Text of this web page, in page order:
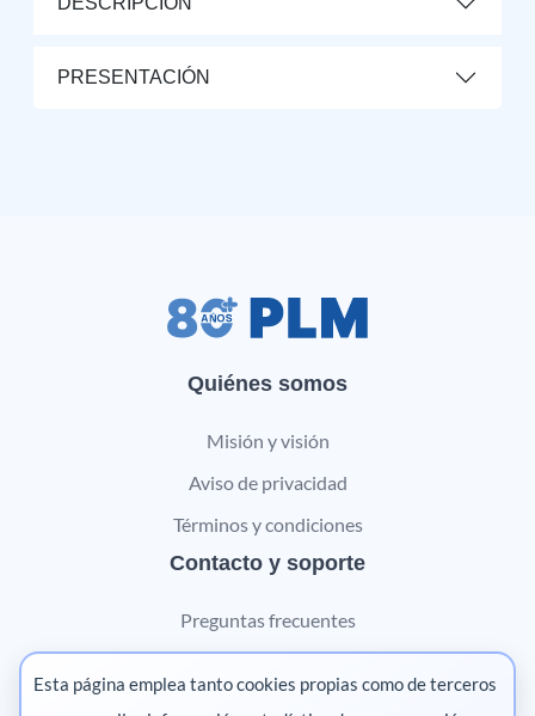
PRESENTACIÓN
Quiénes somos
Misión y visión
Aviso de privacidad
Términos y condiciones
Contacto y soporte
Preguntas frecuentes
Contáctanos
Marketing digital
Esta página emplea tanto cookies propias como de terceros